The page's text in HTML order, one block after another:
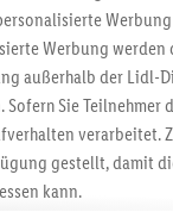
Werbung werden
außerhalb der Lidl-
Sie Teilnehmer
verarbeitet.
gestellt, damit
kann.